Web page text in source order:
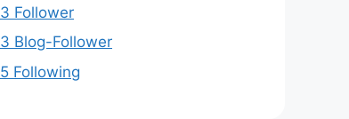
3 Follower
3 Blog-Follower
5 Following